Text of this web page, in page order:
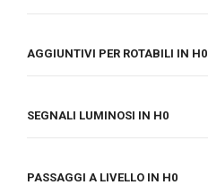
AGGIUNTIVI PER ROTABILI IN H0
SEGNALI LUMINOSI IN H0
PASSAGGI A LIVELLO IN H0